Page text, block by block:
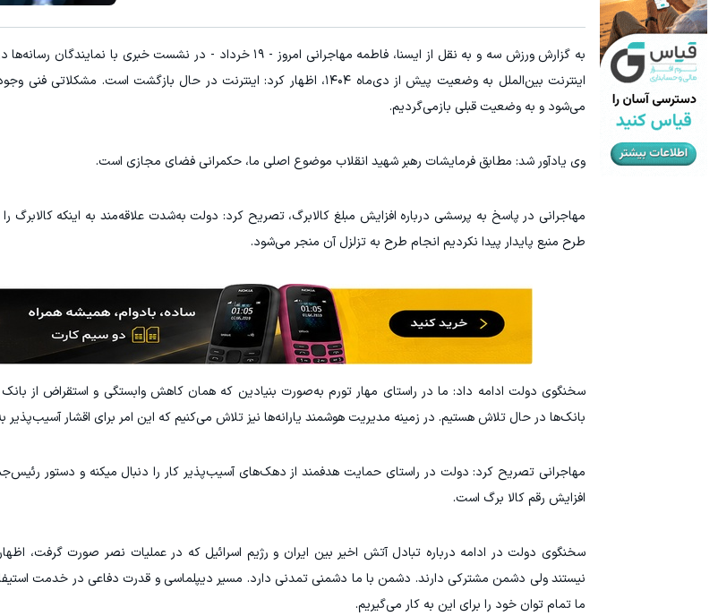
به گزارش ورزش سه و به نقل از ایسنا، فاطمه مهاجرانی امروز - ۱۹ خرداد - در نشست
اینترنت بین‌الملل به وضعیت پیش از دی‌ماه ۱۴۰۴، اظهار کرد: اینترنت در حال‌ بازگشت است‌.
می‌شود و به وضعیت قبلی بازمی‌گردیم.
وی یادآور شد: مطابق فرمایشات رهبر شهید انقلاب موضوع اصلی ما، حکمرانی فضای مجازی است.
مهاجرانی در پاسخ به پرسشی درباره افزایش مبلغ کالابرگ، تصریح کرد: دولت به‌شدت علاقه‌مند به اینکه کالابرگ
طرح منبع پایدار پیدا نکردیم انجام طرح به تزلزل آن منجر می‌شود.
سخنگوی دولت ادامه داد: ما در راستای مهار تورم به‌صورت بنیادین که همان کاهش وابستگی و استقراض از بانک
بانک‌ها در حال تلاش هستیم. در زمینه مدیریت هوشمند یارانه‌ها نیز تلاش می‌کنیم که این امر برای اقشار
مهاجرانی تصریح کرد: دولت در راستای حمایت هدفمند از دهک‌های آسیب‌پذیر کار را دنبال میکنه و دستور
افزایش رقم کالا برگ است.
سخنگوی دولت در ادامه درباره تبادل آتش اخیر بین ایران و رژیم اسرائیل که در عملیات نصر صورت گرفت، اظهار
نیستند ولی دشمن مشترکی دارند. دشمن با ما دشمنی تمدنی دارد. مسیر دیپلماسی و قدرت دفاعی در خدمت
ما تمام توان خود را برای این به کار می‌گیریم‌.
۳ دلار پاداش در هر لات معاملاتی در بروکر اینوسلو
ثبت نام کنید ثبت نام کنید
میدونستی